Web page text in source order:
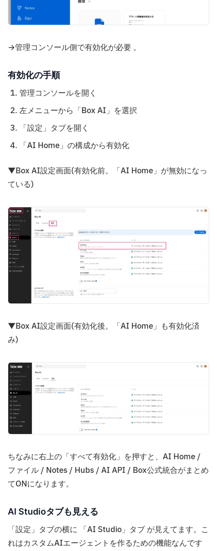
→管理コンソール側で有効化が必要 。
有効化の手順
管理コンソールを開く
左メニューから「Box AI」を選択
「設定」タブを開く
「AI Home」の構成から有効化
▼Box AI設定画面(有効化前。「AI Home」が無効になっ
ている)
▼Box AI設定画面(有効化後。「AI Home」も有効化済
み)
ちなみに右上の「すべて有効化」を押すと、AI Home /
ファイル / Notes / Hubs / AI API / Box公式統合がまとめ
てONになります。
AI Studioタブも見える
「設定」タブの横に 「AI Studio」タブ が見えてます。こ
れはカスタムAIエージェントを作るための機能なんです